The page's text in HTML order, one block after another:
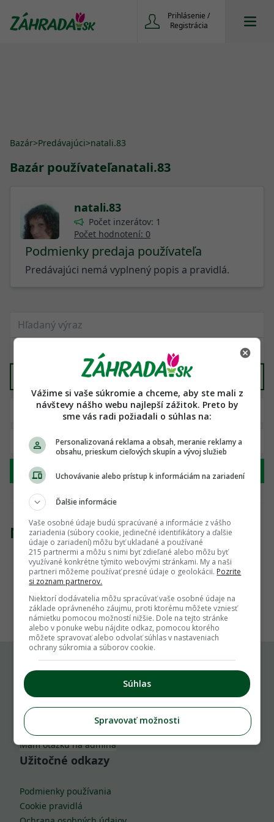
Prihlásenie /
Registrácia
Bazár>Predávajúci>natali.83
Bazár používateľanatali.83
natali.83
Počet inzerátov: 1
Počet hodnotení: 0
Podmienky predaja používateľa
Predávajúci nemá vyplnený popis a pravidlá.
Domáca výroba
Hľadať
Nenašli sme žiadny produkt
1
Komu môžeš napísať
info@zahrada.sk
Nahlás chybu
Mám otázku na admina
Užitočné odkazy
Podmienky používania
Cookie pravidlá
Vážime si vaše súkromie a chceme, aby ste mali z
návštevy nášho webu najlepší zážitok. Preto by
sme vás radi požiadali o súhlas na:
Personalizovaná reklama a obsah, meranie reklamy a
obsahu, prieskum cieľových skupín a vývoj služieb
Uchovávanie alebo prístup k informáciám na zariadení
Ďalšie informácie
Vaše osobné údaje budú spracúvané a informácie z vášho
zariadenia (súbory cookie, jedinečné identifikátory a ďalšie
údaje o zariadení) môžu byť ukladané a používané
215 partnermi a môžu s nimi byť zdieľané alebo môžu byť
využívané konkrétne týmito webovými stránkami. My a naši
partneri môžeme používať presné údaje o geolokácii. Pozrite
si zoznam partnerov.
Niektorí dodávatelia môžu spracúvať vaše osobné údaje na
základe oprávneného záujmu, proti ktorému môžete vzniesť
námietku pomocou možností nižšie. Dole na tejto stránke
alebo v ponuke webu nájdite odkaz, pomocou ktorého
môžete spravovať alebo odvolať súhlas v nastaveniach
ochrany súkromia a súborov cookie.
Súhlas
Spravovať možnosti